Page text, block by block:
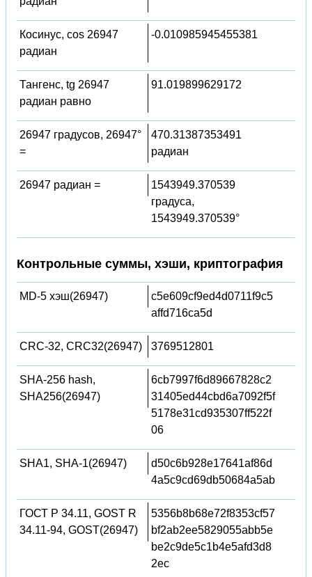
Косинус, cos 26947
радиан
-0.010985945455381
Тангенс, tg 26947
радиан равно
91.019899629172
26947 градусов, 26947°
=
470.31387353491
радиан
26947 радиан =
1543949.370539
градуса,
1543949.370539°
Контрольные суммы, хэши, криптография
MD-5 хэш(26947)
c5e609cf9ed4d0711f9c5
affd716ca5d
CRC-32, CRC32(26947) 3769512801
SHA-256 hash,
SHA256(26947)
6cb7997f6d89667828c2
31405ed44cbd6a7092f5f
5178e31cd935307ff522f
06
SHA1, SHA-1(26947)
d50c6b928e17641af86d
4a5c9cd69db50684a5ab
ГОСТ Р 34.11, GOST R
34.11-94, GOST(26947)
5356b8b68e72f8353cf57
bf2ab2ee5829055abb5e
be2c9de5c1b4e5afd3d8
2ec